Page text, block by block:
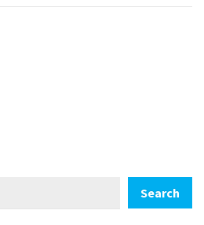
Search